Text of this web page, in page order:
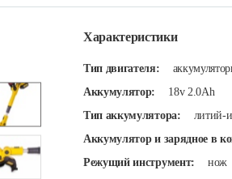
Характеристики
Тип двигателя:
Аккумулятор:
18v 2.0Ah
Тип аккумулятора:
литий-
Аккумулятор и зарядное в
Режущий инструмент:
нож